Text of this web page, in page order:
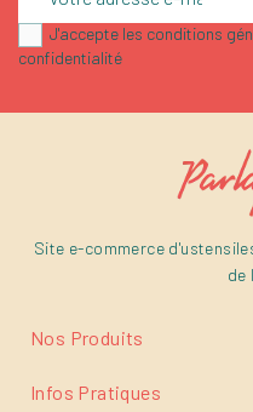
J'accepte les conditions
confidentialité
Site e-commerce
de
Nos Produits
Infos Pratiques